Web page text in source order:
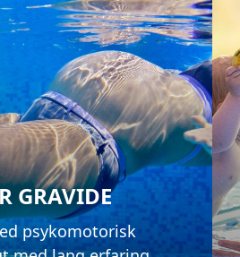
psykomotorisk
med lang erfaring
og behandling av
mødre.
gravide